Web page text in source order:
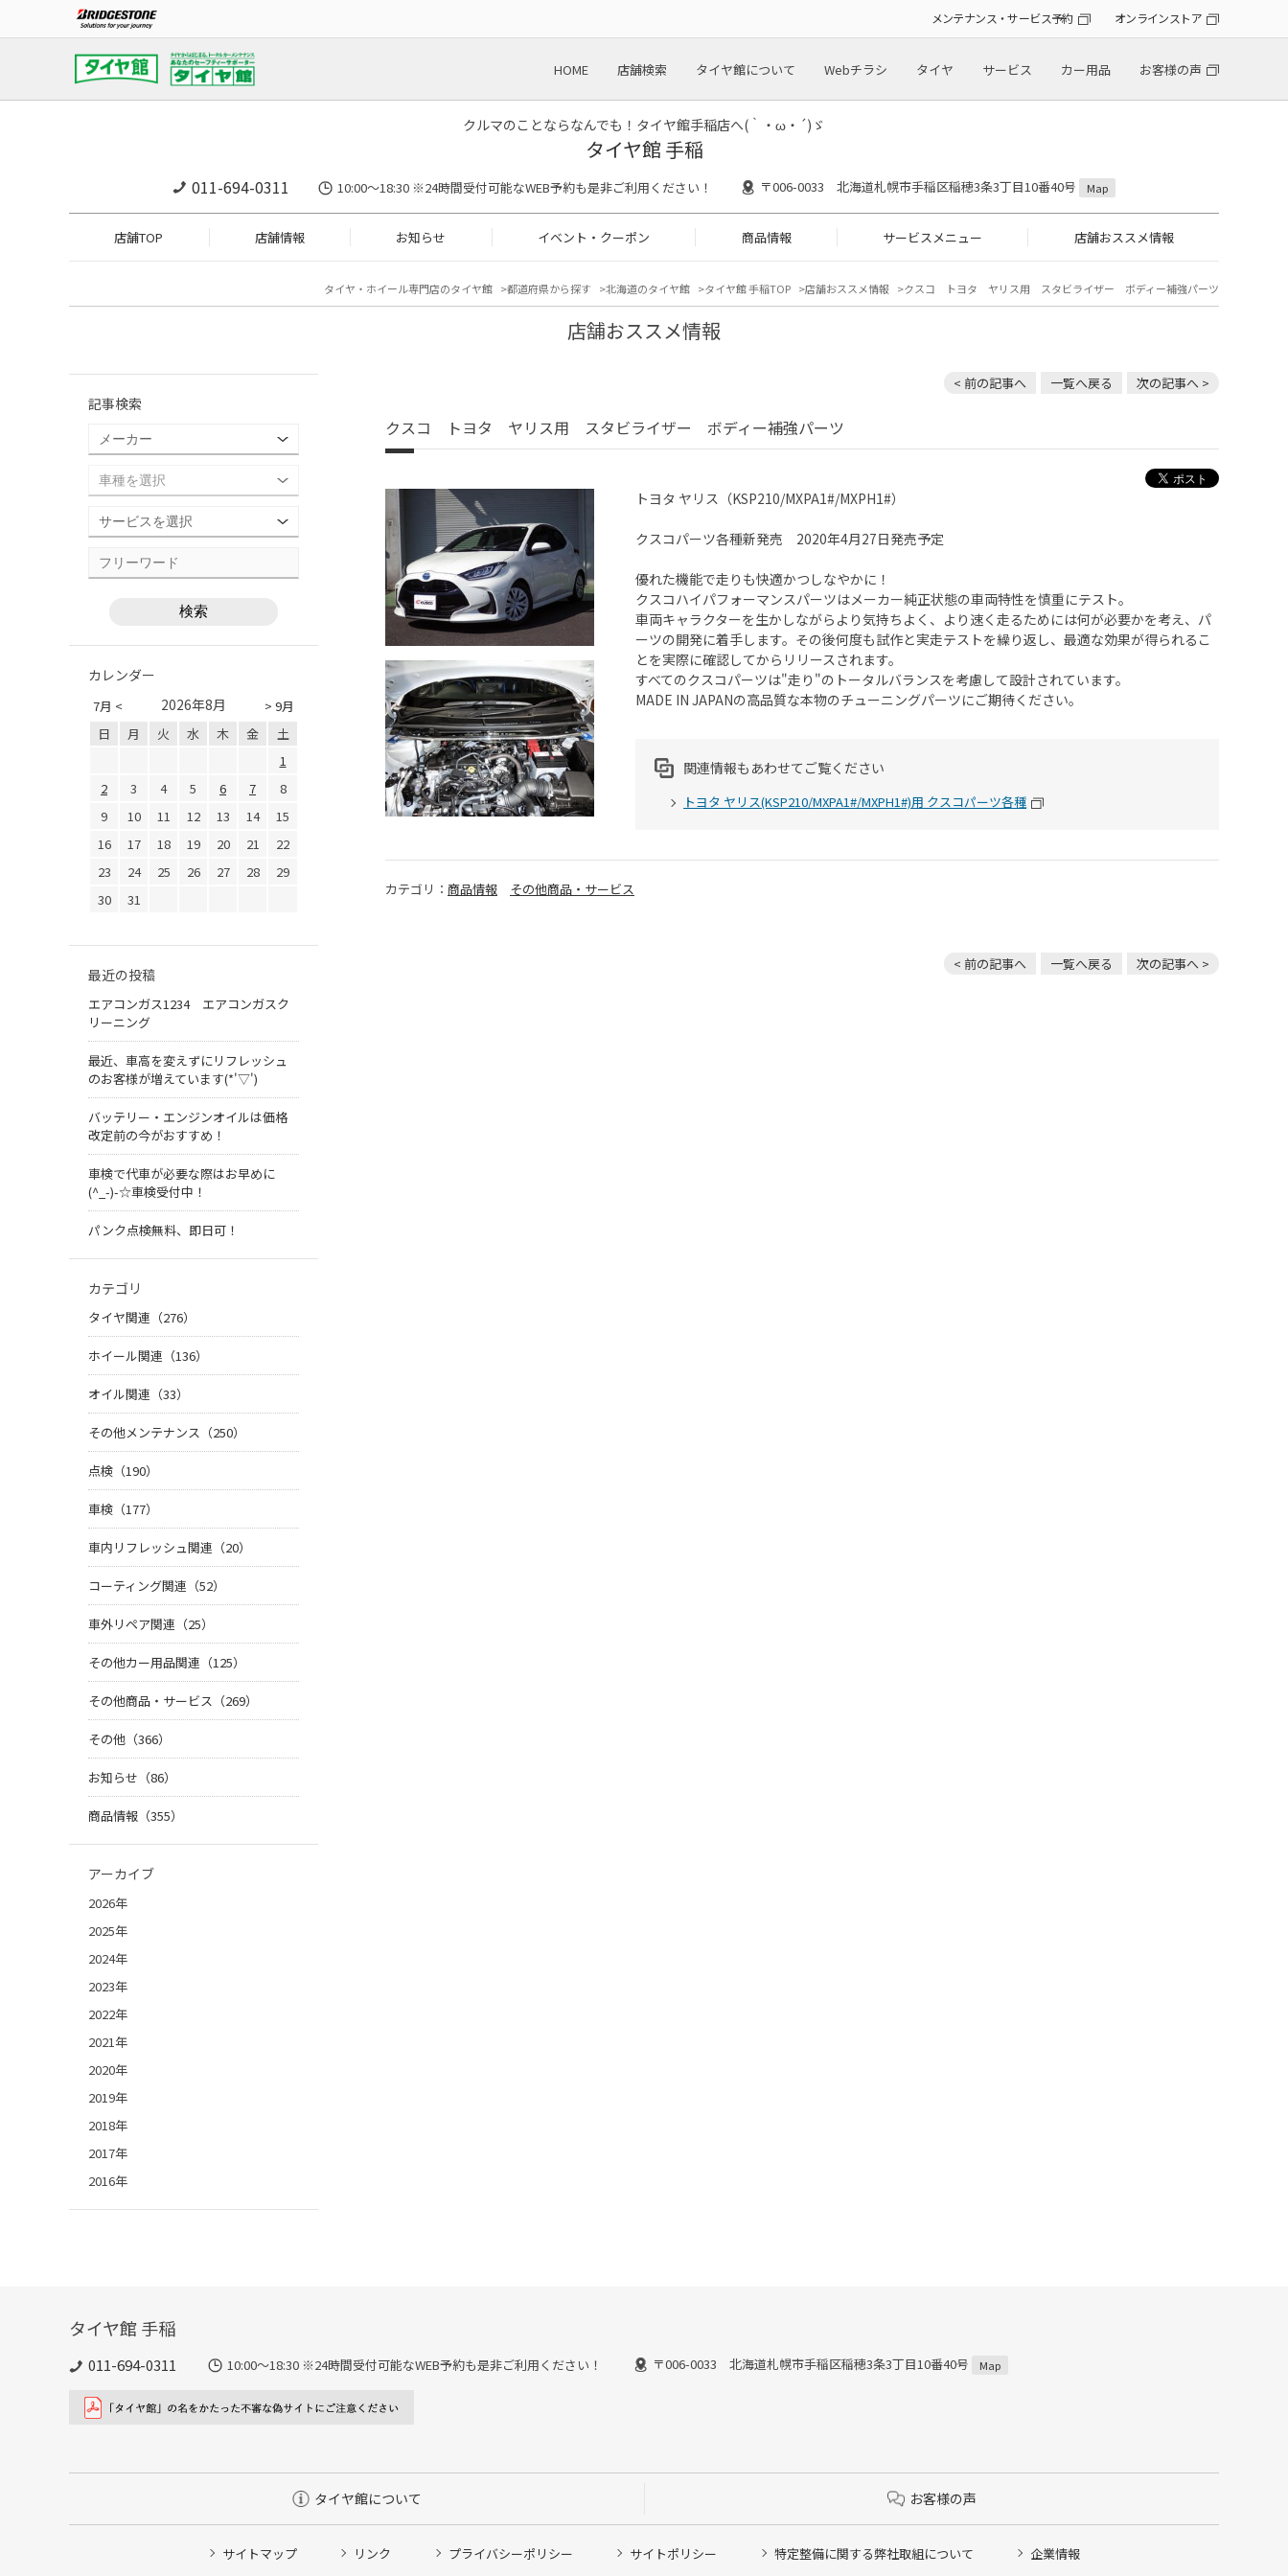
メンテナンス・サービス予約 オンラインストア
HOME 店舗検索 タイヤ館について Webチラシ タイヤ サービス カー用品 お客様の声
クルマのことならなんでも！タイヤ館手稲店へ(｀・ω・´)ゞ
タイヤ館 手稲
011-694-0311 10:00～18:30 ※24時間受付可能なWEB予約も是非ご利用ください！ 〒006-0033 北海道札幌市手稲区稲穂3条3丁目10番40号 Map
店舗TOP 店舗情報 お知らせ イベント・クーポン 商品情報 サービスメニュー 店舗おススメ情報
タイヤ・ホイール専門店のタイヤ館 都道府県から探す 北海道のタイヤ館 タイヤ館 手稲TOP 店舗おススメ情報 クスコ トヨタ ヤリス用 スタビライザー ボディー補強パーツ
店舗おススメ情報
< 前の記事へ 一覧へ戻る 次の記事へ >
クスコ トヨタ ヤリス用 スタビライザー ボディー補強パーツ
トヨタ ヤリス（KSP210/MXPA1#/MXPH1#）
クスコパーツ各種新発売 2020年4月27日発売予定
優れた機能で走りも快適かつしなやかに！
クスコハイパフォーマンスパーツはメーカー純正状態の車両特性を慎重にテスト。
車両キャラクターを生かしながらより気持ちよく、より速く走るためには何が必要かを考え、パ
ーツの開発に着手します。その後何度も試作と実走テストを繰り返し、最適な効果が得られるこ
とを実際に確認してからリリースされます。
すべてのクスコパーツは"走り"のトータルバランスを考慮して設計されています。
MADE IN JAPANの高品質な本物のチューニングパーツにご期待ください。
関連情報もあわせてご覧ください
トヨタ ヤリス(KSP210/MXPA1#/MXPH1#)用 クスコパーツ各種
カテゴリ： 商品情報 その他商品・サービス
< 前の記事へ 一覧へ戻る 次の記事へ >
記事検索
カレンダー
7月 < > 9月
2026年8月
日 月 火 水 木 金
土
1
2
3 4 5 6 7
8
9
10 11 12 13 14
15
16
17 18 19 20 21
22
23
24 25 26 27 28
29
30
31
最近の投稿
エアコンガス1234 エアコンガスク
リーニング
最近、車高を変えずにリフレッシュ
のお客様が増えています(*'▽')
バッテリー・エンジンオイルは価格
改定前の今がおすすめ！
車検で代車が必要な際はお早めに
(^_-)-☆車検受付中！
パンク点検無料、即日可！
カテゴリ
タイヤ関連（276）
ホイール関連（136）
オイル関連（33）
その他メンテナンス（250）
点検（190）
車検（177）
車内リフレッシュ関連（20）
コーティング関連（52）
車外リペア関連（25）
その他カー用品関連（125）
その他商品・サービス（269）
その他（366）
お知らせ（86）
商品情報（355）
アーカイブ
2026年
2025年
2024年
2023年
2022年
2021年
2020年
2019年
2018年
2017年
2016年
タイヤ館 手稲
011-694-0311 10:00～18:30 ※24時間受付可能なWEB予約も是非ご利用ください！ 〒006-0033 北海道札幌市手稲区稲穂3条3丁目10番40号 Map
タイヤ館について お客様の声
サイトマップ リンク プライバシーポリシー サイトポリシー 特定整備に関する弊社取組について 企業情報
タイヤ点検・安全点検/タイヤ履き替え/オイル交換/その他ピット作業の予約